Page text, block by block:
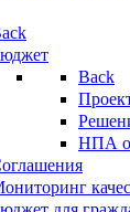
Back
НПА